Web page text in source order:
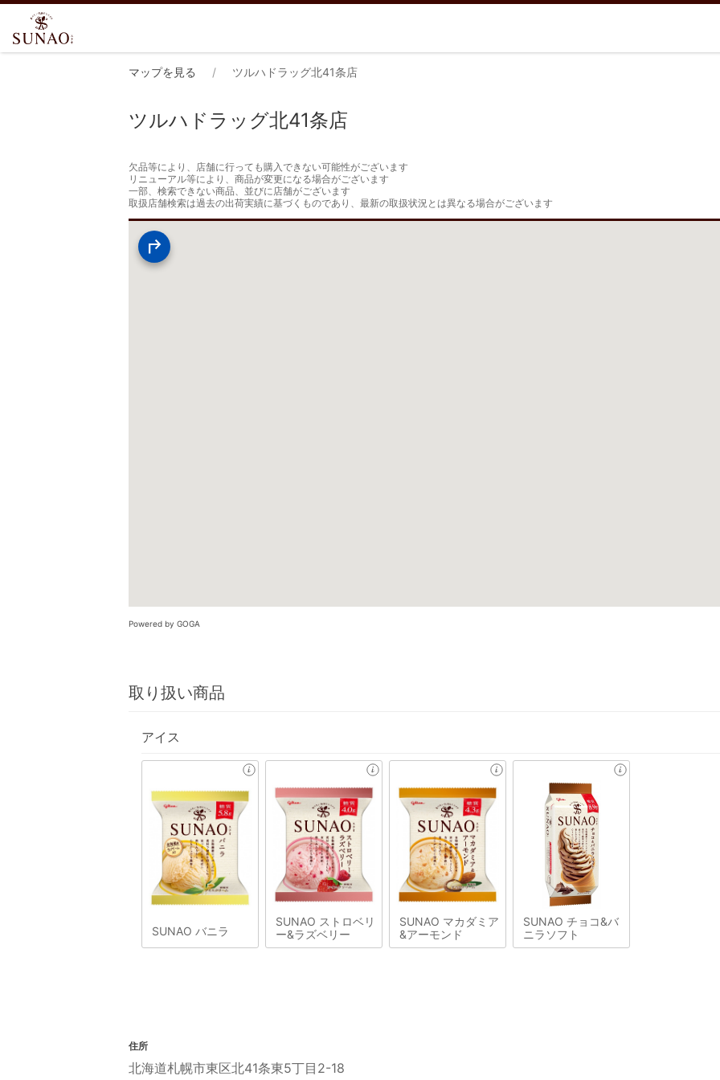
マップを見る ツルハドラッグ北41条店
ツルハドラッグ北41条店
欠品等により、店舗に行っても購入できない可能性がございます
リニューアル等により、商品が変更になる場合がございます
一部、検索できない商品、並びに店舗がございます
取扱店舗検索は過去の出荷実績に基づくものであり、最新の取扱状況とは異なる場合がございます
Powered by GOGA
取り扱い商品
アイス
SUNAO バニラ
SUNAO ストロベリ
ー&ラズベリー
SUNAO マカダミア
&アーモンド
SUNAO チョコ&バ
ニラソフト
住所
北海道札幌市東区北41条東5丁目2-18